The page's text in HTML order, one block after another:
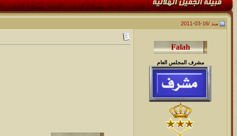
منذ /16-03-2011
مشرف المجلس العام